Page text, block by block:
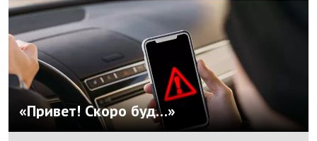
«Привет! Скоро буд…»